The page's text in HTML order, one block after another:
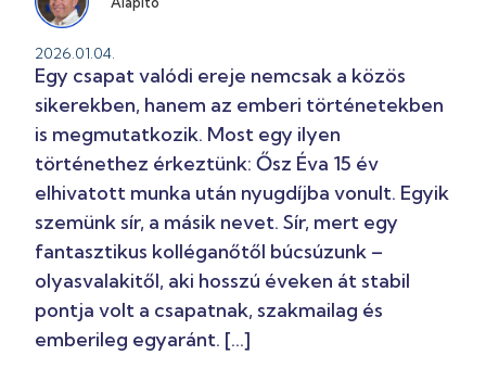
2026.01.04.
Egy csapat valódi ereje nemcsak a közös
sikerekben, hanem az emberi történetekben
is megmutatkozik. Most egy ilyen
történethez érkeztünk: Ősz Éva 15 év
elhivatott munka után nyugdíjba vonult. Egyik
szemünk sír, a másik nevet. Sír, mert egy
fantasztikus kolléganőtől búcsúzunk –
olyasvalakitől, aki hosszú éveken át stabil
pontja volt a csapatnak, szakmailag és
emberileg egyaránt. […]